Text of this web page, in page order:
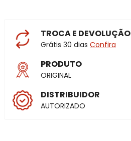
TROCA E DEVOLUÇÃO
Grátis 30 dias Confira
PRODUTO
ORIGINAL
DISTRIBUIDOR
AUTORIZADO